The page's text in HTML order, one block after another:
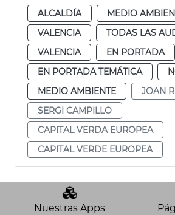
ALCALDÍA
MEDIO
VALENCIA
TODAS LAS
VALENCIA
EN PORTADA
EN PORTADA TEMÁTICA
MEDIO AMBIENTE
JOAN
SERGI CAMPILLO
CAPITAL VERDA EUROPEA
CAPITAL VERDE EUROPEA
Nuestras Apps